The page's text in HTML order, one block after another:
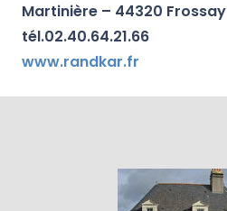
Martinière – 44320 Frossay
tél.02.40.64.21.66
www.randkar.fr